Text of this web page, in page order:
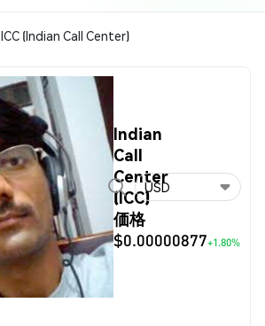
ICC (Indian Call Center)
Indian
Call
Center
(ICC)
価格
$0.00000877+1.80%
USD